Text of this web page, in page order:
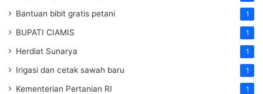
Bantuan bibit gratis petani 1
BUPATI CIAMIS 1
Herdiat Sunarya 1
Irigasi dan cetak sawah baru 1
Kementerian Pertanian RI 1